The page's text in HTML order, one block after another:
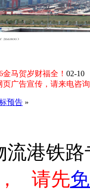
马贺岁财福全！ 02-10
广告宣传，请来电咨询
预告 »
流港铁
请先